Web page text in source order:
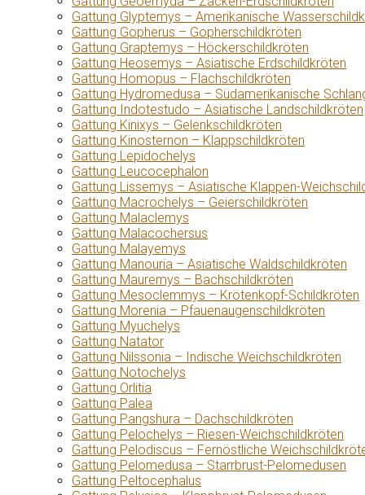
Gattung Glyptemys – Amerikanische
Gattung Gopherus – Gopherschildkröten
Gattung Graptemys – Höckerschildkröten
Gattung Heosemys – Asiatische Erdschildkröten
Gattung Homopus – Flachschildkröten
Gattung Hydromedusa – Südamerikanische
Gattung Indotestudo – Asiatische Landschildkröten
Gattung Kinixys – Gelenkschildkröten
Gattung Kinosternon – Klappschildkröten
Gattung Lepidochelys
Gattung Leucocephalon
Gattung Lissemys – Asiatische Klappen-
Gattung Macrochelys – Geierschildkröten
Gattung Malaclemys
Gattung Malacochersus
Gattung Malayemys
Gattung Manouria – Asiatische Waldschildkröten
Gattung Mauremys – Bachschildkröten
Gattung Mesoclemmys – Krötenkopf-Schildkröten
Gattung Morenia – Pfauenaugenschildkröten
Gattung Myuchelys
Gattung Natator
Gattung Nilssonia – Indische Weichschildkröten
Gattung Notochelys
Gattung Orlitia
Gattung Palea
Gattung Pangshura – Dachschildkröten
Gattung Pelochelys – Riesen-Weichschildkröten
Gattung Pelodiscus – Fernöstliche
Gattung Pelomedusa – Starrbrust-Pelomedusen
Gattung Peltocephalus